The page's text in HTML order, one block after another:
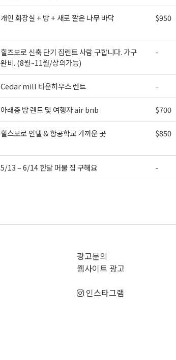
개인 화장실 + 방 + 새로 깔은 나무 바닥 $950
힐즈보로 신축 단기 집렌트 사람 구합니다. 가구
완비. (8월~11월/상의가능)
-
Cedar mill 타운하우스 렌트 -
아래층 방 렌트 및 여행자 air bnb $700
힐스보로 인텔 & 항공학교 가까운 곳 $850
5/13 – 6/14 한달 머물 집 구해요 -
광고문의
웹사이트 광고
인스타그램